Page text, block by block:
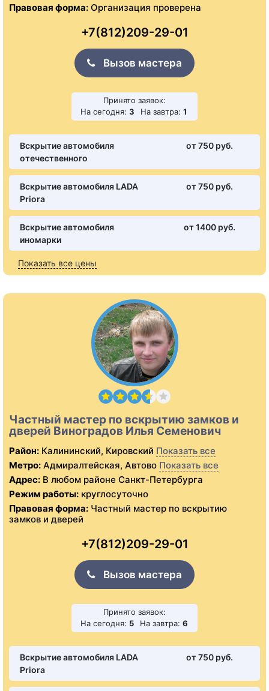
Правовая форма: Организация проверена
+7(812)209-29-01
Вызов мастера
Принято заявок:
На сегодня: 3 На завтра: 1
Вскрытие автомобиля
отечественного
от 750 pуб.
Вскрытие автомобиля LADA
Priora
от 750 pуб.
Вскрытие автомобиля
иномарки
от 1400 pуб.
Показать все цены
Частный мастер по вскрытию замков и
дверей Виноградов Илья Семенович
Район: Калининский, Кировский Показать все
Метро: Адмиралтейская, Автово Показать все
Адрес: В любом районе Санкт-Петербурга
Режим работы: круглосуточно
Правовая форма: Частный мастер по вскрытию
замков и дверей
+7(812)209-29-01
Вызов мастера
Принято заявок:
На сегодня: 5 На завтра: 6
Вскрытие автомобиля LADA
Priora
от 750 pуб.